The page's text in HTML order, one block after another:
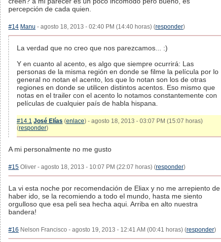
percepción de cada quien.
#14 Manu - agosto 18, 2013 - 02:40 PM (14:40 horas) (responder)
La verdad que no creo que nos parezcamos... :)
Y en cuanto al acento, es algo que siempre ocurrirá: Las
personas de la misma región en donde se filme la película por lo
general no notan el acento, los que lo notan son los de otras
regiones en donde se utilicen distintos acentos. Eso mismo que
notas en el trailer con el acento lo notamos constantemente con
películas de cualquier país de habla hispana.
#14.1 José Elías (enlace) - agosto 18, 2013 - 03:07 PM (15:07 horas)
(responder)
A mi personalmente no me gusto
#15 Oliver - agosto 18, 2013 - 10:07 PM (22:07 horas) (responder)
La vi esta noche por recomendación de Eliax y no me arrepiento de
haber ido, se la recomiendo a todo el mundo, hasta me siento
orgulloso que esa peli sea hecha aqui. Arriba en alto nuestra
bandera!
#16 Nelson Francisco - agosto 19, 2013 - 12:41 AM (00:41 horas) (responder)